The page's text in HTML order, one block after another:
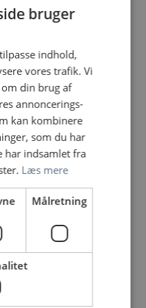
samarbejde både
for de akutte
og læringsvillig
og udfordrende
– også i en travl
arbejdsdag
kliniske vejledning af
i hverdagen – både
og kolleger
konkluderede
bruger
indhold,
vores trafik. Vi
din brug af
annoncerings-
kan kombinere
som du har
har indsamlet fra
Læs mere
Målretning